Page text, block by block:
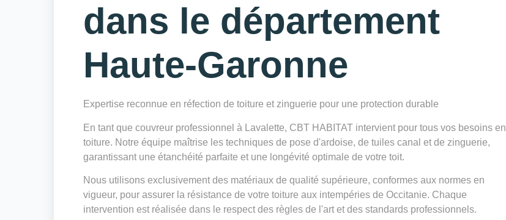
dans le département
Haute-Garonne
Expertise reconnue en réfection de toiture et zinguerie pour une protection durable
En tant que couvreur professionnel à Lavalette, CBT HABITAT intervient pour tous vos besoins en
toiture. Notre équipe maîtrise les techniques de pose d'ardoise, de tuiles canal et de zinguerie,
garantissant une étanchéité parfaite et une longévité optimale de votre toit.
Nous utilisons exclusivement des matériaux de qualité supérieure, conformes aux normes en
vigueur, pour assurer la résistance de votre toiture aux intempéries de Occitanie. Chaque
intervention est réalisée dans le respect des règles de l'art et des standards professionnels.